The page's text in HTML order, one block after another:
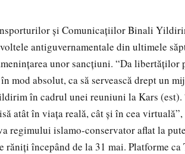
şi Comunicaţiilor Binali
antiguvernamentale din ultimele
unor sancţiuni. “Da libertăţilor
mod absolut, ca să servească drept un
în cadrul unei reuniuni la Kars
atât în viaţa reală, cât şi în cea
regimului islamo-conservator aflat la
răniţi începând de la 31 mai. Platforme